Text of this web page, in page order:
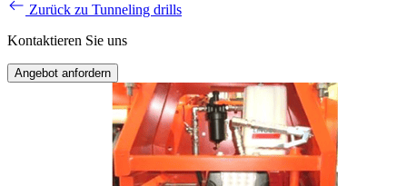
Zurück zu Tunneling drills
Kontaktieren Sie uns
Angebot anfordern